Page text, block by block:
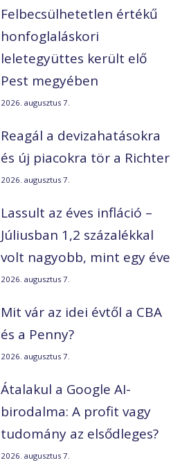
Felbecsülhetetlen értékű
honfoglaláskori
leletegyüttes került elő
Pest megyében
2026. augusztus 7.
Reagál a devizahatásokra
és új piacokra tör a Richter
2026. augusztus 7.
Lassult az éves infláció –
Júliusban 1,2 százalékkal
volt nagyobb, mint egy éve
2026. augusztus 7.
Mit vár az idei évtől a CBA
és a Penny?
2026. augusztus 7.
Átalakul a Google AI-
birodalma: A profit vagy
tudomány az elsődleges?
2026. augusztus 7.